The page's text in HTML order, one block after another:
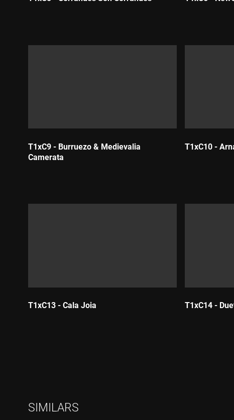
T1xC9 - Burruezo & Medievalia
Camerata
T1xC10 -
T1xC13 - Cala Joia T1xC14 -
SIMILARS